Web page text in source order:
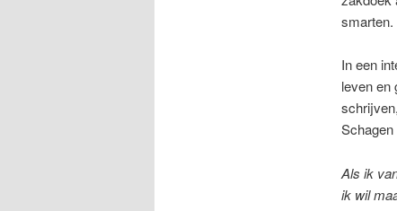
smarten.
In een
leven en
Schagen
Als ik
ik wil